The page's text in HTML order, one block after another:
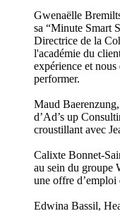
Gwenaëlle
sa “Minute Smart
Directrice de la
l'académie du
expérience et
performer.
Maud
d’Ad’s up
croustillant avec
Calixte Bonnet-
au sein du groupe
une offre d’emploi
Edwina Bassil,